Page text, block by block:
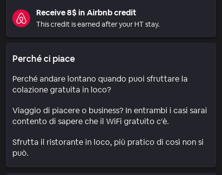
Receive 8$ in Airbnb credit
This credit is earned after your HT stay.
Perché ci piace
Perché andare lontano quando puoi sfruttare la
colazione gratuita in loco?
Viaggio di piacere o business? In entrambi i casi sarai
contento di sapere che il WiFi gratuito c'è.
Sfrutta il ristorante in loco, più pratico di così non si
può.